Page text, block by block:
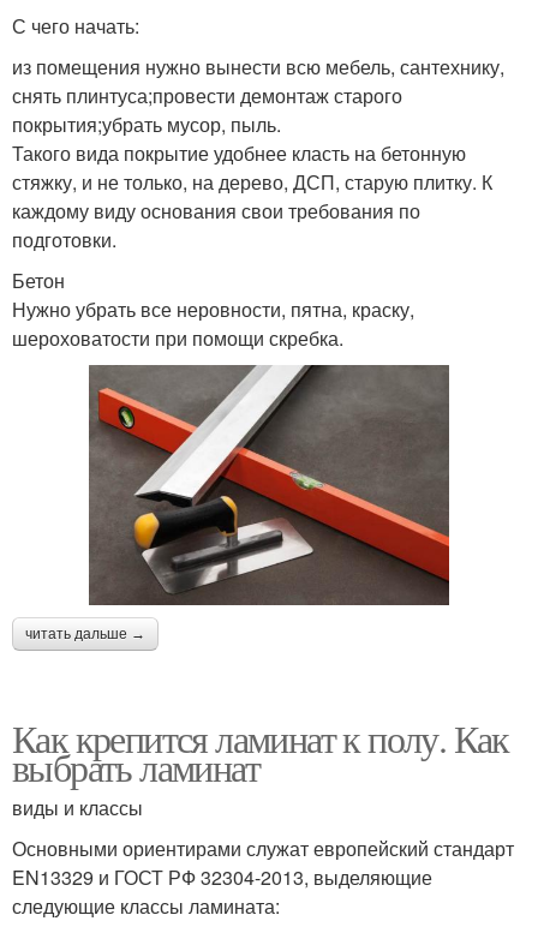
С чего начать:
из помещения нужно вынести всю мебель, сантехнику,
снять плинтуса;провести демонтаж старого
покрытия;убрать мусор, пыль.
Такого вида покрытие удобнее класть на бетонную
стяжку, и не только, на дерево, ДСП, старую плитку. К
каждому виду основания свои требования по
подготовки.
Бетон
Нужно убрать все неровности, пятна, краску,
шероховатости при помощи скребка.
читать дальше →
Как крепится ламинат к полу. Как
выбрать ламинат
виды и классы
Основными ориентирами служат европейский стандарт
EN13329 и ГОСТ РФ 32304-2013, выделяющие
следующие классы ламината: